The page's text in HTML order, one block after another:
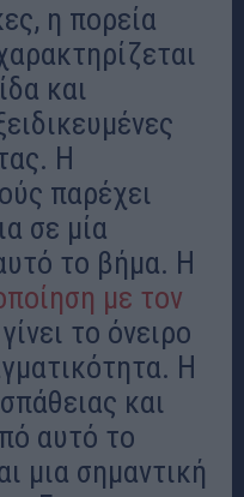
η πορεία
και
Η
παρέχει
σε μία
το βήμα. Η
με τον
το όνειρο
Η
και
αυτό το
μια σημαντική